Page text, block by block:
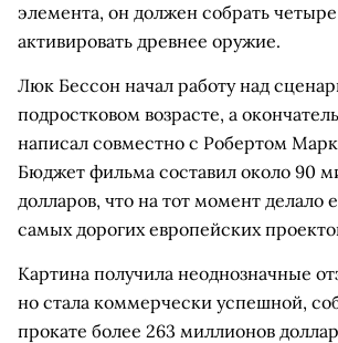
элемента, он должен собрать
активировать древнее оружие.
Люк Бессон начал работу над
подростковом возрасте, а
написал совместно с Робертом
Бюджет фильма составил около 90
долларов, что на тот момент делало
самых дорогих европейских
Картина получила неоднозначные
но стала коммерчески успешной,
прокате более 263 миллионов